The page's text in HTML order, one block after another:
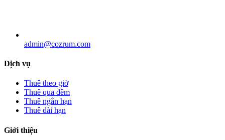
admin@cozrum.com
Dịch vụ
Thuê theo giờ
Thuê qua đêm
Thuê ngắn hạn
Thuê dài hạn
Giới thiệu